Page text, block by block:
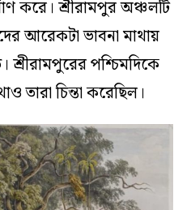
করে। শ্রীরামপুর অঞ্চলটি
আরেকটা ভাবনা মাথায়
শ্রীরামপুরের পশ্চিমদিকে
তারা চিন্তা করেছিল।